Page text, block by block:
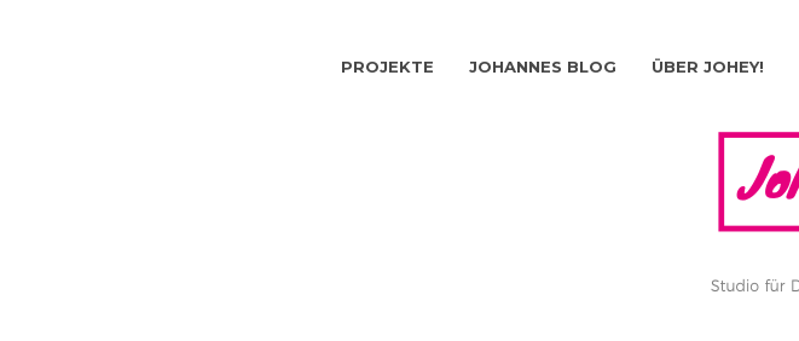
PROJEKTE JOHANNES BLOG ÜBER JOHEY!